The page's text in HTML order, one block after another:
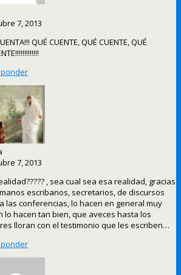
7, 2013
QUÉ CUENTE, QUÉ CUENTE, QUÉ
7, 2013
, sea cual sea esa realidad, gracias
escribanos, secretarios, de discursos
las conferencias, lo hacen en general muy
lo hacen tan bien, que aveces hasta los
lloran con el testimonio que les escriben…